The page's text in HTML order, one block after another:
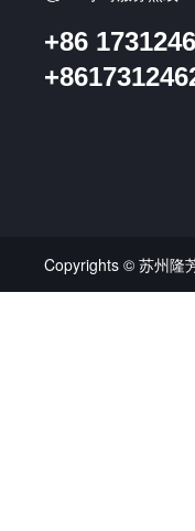
+86
Copyrights © 苏州隆